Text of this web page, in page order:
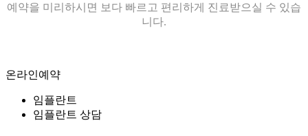
예약을 미리하시면 보다 빠르고 편리하게 진료받으실 수 있습
니다.
온라인예약
임플란트
임플란트 상담